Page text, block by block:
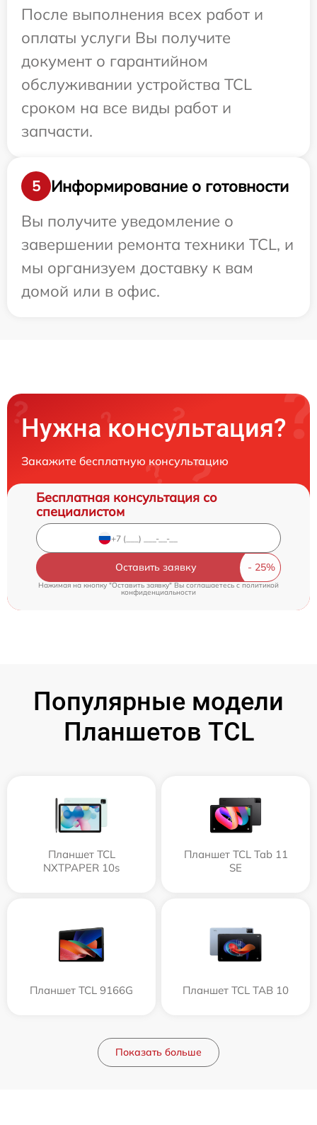
После выполнения всех работ и
оплаты услуги Вы получите
документ о гарантийном
обслуживании устройства TCL
сроком на все виды работ и
запчасти.
5
Информирование о готовности
Вы получите уведомление о
завершении ремонта техники TCL, и
мы организуем доставку к вам
домой или в офис.
Нужна консультация?
Закажите бесплатную консультацию
Бесплатная консультация со
специалистом
Оставить заявку
Нажимая на кнопку "Оставить заявку" Вы соглашаетесь cполитикой
конфиденциальности
Популярные модели
Планшетов TCL
Планшет TCL
NXTPAPER 10s
Планшет TCL Tab 11
SE
Планшет TCL 9166G Планшет TCL TAB 10
Показать больше